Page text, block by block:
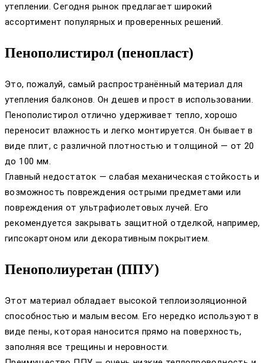
утеплении. Сегодня рынок предлагает широкий
ассортимент популярных и проверенных решений.
Пенополистирол (пенопласт)
Это, пожалуй, самый распространённый материал для
утепления балконов. Он дешев и прост в использовании.
Пенополистирол отлично удерживает тепло, хорошо
переносит влажность и легко монтируется. Он бывает в
виде плит, с различной плотностью и толщиной — от 20
до 100 мм.
Главный недостаток — слабая механическая стойкость и
возможность повреждения острыми предметами или
повреждения от ультрафиолетовых лучей. Его
рекомендуется закрывать защитной отделкой, например,
гипсокартоном или декоративным покрытием.
Пенополиуретан (ППУ)
Этот материал обладает высокой теплоизоляционной
способностью и малым весом. Его нередко используют в
виде пены, которая наносится прямо на поверхность,
заполняя все трещины и неровности.